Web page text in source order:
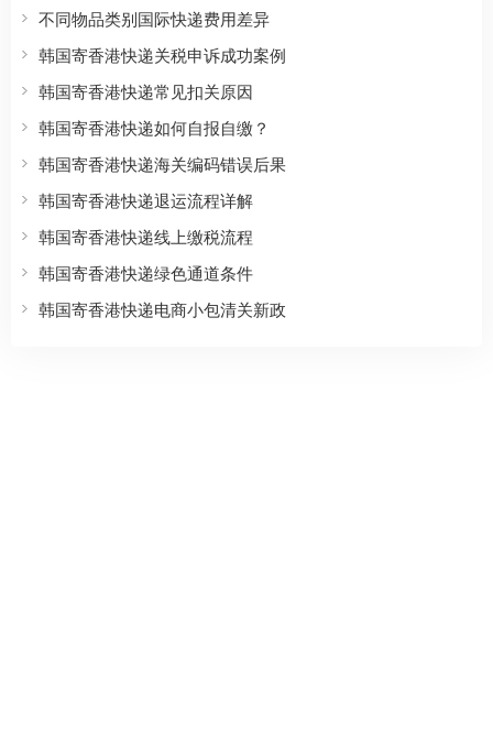
不同物品类别国际快递费用差异
韩国寄香港快递关税申诉成功案例
韩国寄香港快递常见扣关原因
韩国寄香港快递如何自报自缴？
韩国寄香港快递海关编码错误后果
韩国寄香港快递退运流程详解
韩国寄香港快递线上缴税流程
韩国寄香港快递绿色通道条件
韩国寄香港快递电商小包清关新政